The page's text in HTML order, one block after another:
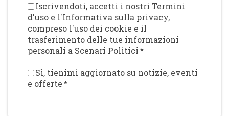
Iscrivendoti, accetti i nostri Termini
d'uso e l'Informativa sulla privacy,
compreso l'uso dei cookie e il
trasferimento delle tue informazioni
personali a Scenari Politici*
Sì, tienimi aggiornato su notizie, eventi
e offerte*